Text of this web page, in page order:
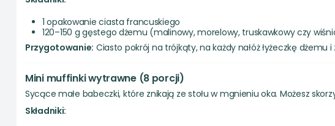
1 opakowanie ciasta francuskiego
120–150 g gęstego dżemu (malinowy, morelowy, truskawkowy czy
Przygotowanie: Ciasto pokrój na trójkąty, na każdy nałóż łyżeczkę dżemu
Mini muffinki wytrawne (8 porcji)
Sycące małe babeczki, które znikają ze stołu w mgnieniu oka. Możesz
Składniki: